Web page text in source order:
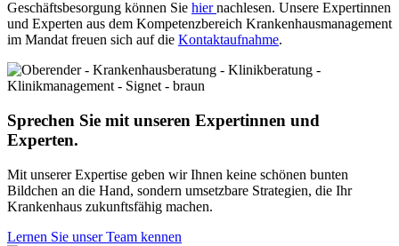
Geschäftsbesorgung können Sie hiernachlesen. Unsere Expertinnen
und Experten aus dem Kompetenzbereich Krankenhausmanagement
im Mandat freuen sich auf die Kontaktaufnahme.
Sprechen Sie mit unseren Expertinnen und
Experten.
Mit unserer Expertise geben wir Ihnen keine schönen bunten
Bildchen an die Hand, sondern umsetzbare Strategien, die Ihr
Krankenhaus zukunftsfähig machen.
Lernen Sie unser Team kennen